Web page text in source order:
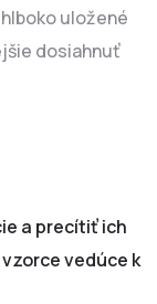
uložené
dosiahnuť
a precítiť ich
vedúce k